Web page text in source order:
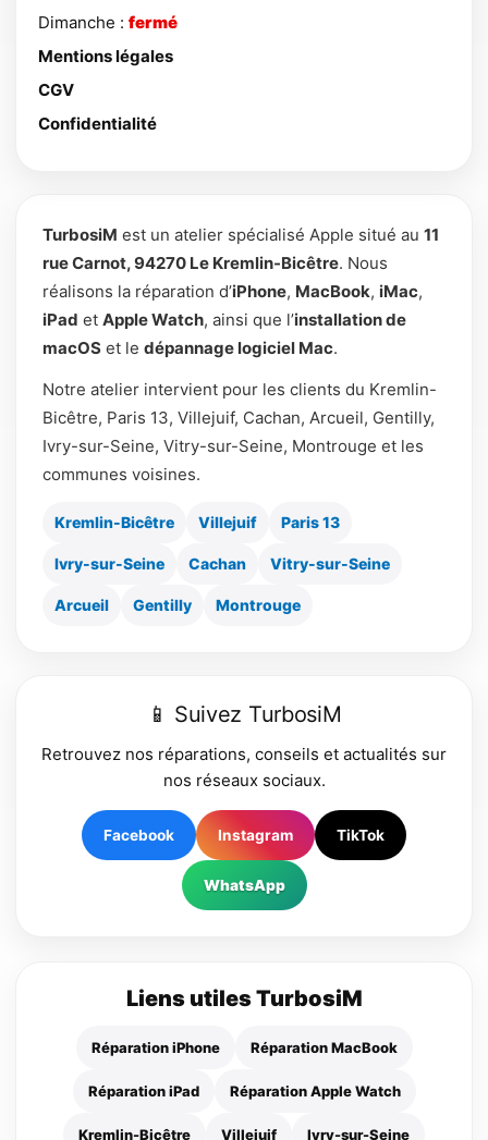
Dimanche : fermé
Mentions légales
CGV
Confidentialité
TurbosiM est un atelier spécialisé Apple situé au 11
rue Carnot, 94270 Le Kremlin-Bicêtre. Nous
réalisons la réparation d’iPhone, MacBook, iMac,
iPad et Apple Watch, ainsi que l’installation de
macOS et le dépannage logiciel Mac.
Notre atelier intervient pour les clients du Kremlin-
Bicêtre, Paris 13, Villejuif, Cachan, Arcueil, Gentilly,
Ivry-sur-Seine, Vitry-sur-Seine, Montrouge et les
communes voisines.
Kremlin-Bicêtre Villejuif Paris 13
Ivry-sur-Seine Cachan Vitry-sur-Seine
Arcueil Gentilly Montrouge
📱 Suivez TurbosiM
Retrouvez nos réparations, conseils et actualités sur
nos réseaux sociaux.
Facebook Instagram TikTok
WhatsApp
Liens utiles TurbosiM
Réparation iPhone Réparation MacBook
Réparation iPad Réparation Apple Watch
Kremlin-Bicêtre Villejuif Ivry-sur-Seine